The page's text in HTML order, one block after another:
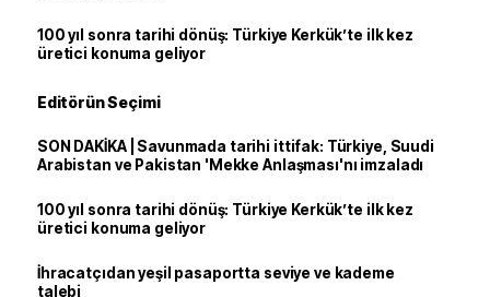
100 yıl sonra tarihi dönüş: Türkiye Kerkük’te ilk kez
üretici konuma geliyor
Editörün Seçimi
SON DAKİKA | Savunmada tarihi ittifak: Türkiye, Suudi
Arabistan ve Pakistan 'Mekke Anlaşması'nı imzaladı
100 yıl sonra tarihi dönüş: Türkiye Kerkük’te ilk kez
üretici konuma geliyor
İhracatçıdan yeşil pasaportta seviye ve kademe
talebi